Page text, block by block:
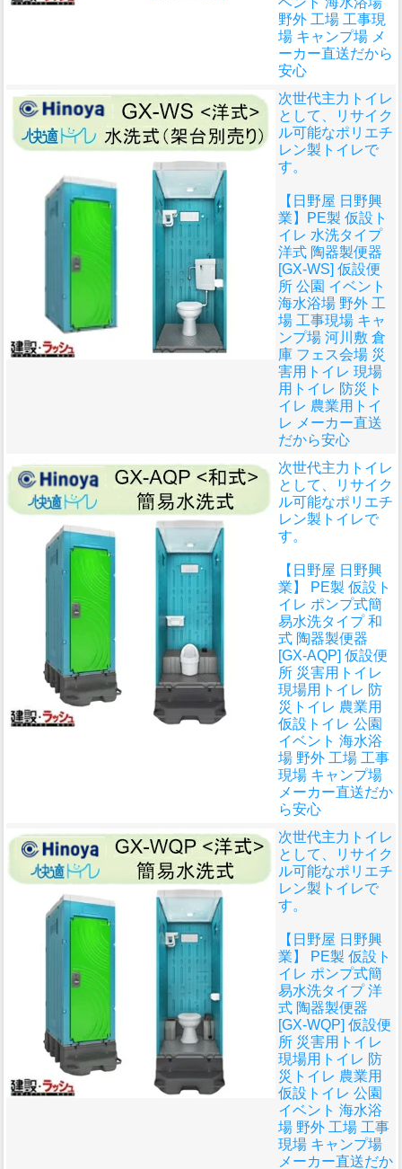
野外 工場 工事現
場 キャンプ場 メ
ーカー直送だから
安心
次世代主力トイレ
として、リサイク
ル可能なポリエチ
レン製トイレで
す。
【日野屋 日野興
業】PE製 仮設ト
イレ 水洗タイプ
洋式 陶器製便器
[GX-WS] 仮設便
所 公園 イベント
海水浴場 野外 工
場 工事現場 キャ
ンプ場 河川敷 倉
庫 フェス会場 災
害用トイレ 現場
用トイレ 防災ト
イレ 農業用トイ
レ メーカー直送
だから安心
次世代主力トイレ
として、リサイク
ル可能なポリエチ
レン製トイレで
す。
【日野屋 日野興
業】 PE製 仮設ト
イレ ポンプ式簡
易水洗タイプ 和
式 陶器製便器
[GX-AQP] 仮設便
所 災害用トイレ
現場用トイレ 防
災トイレ 農業用
仮設トイレ 公園
イベント 海水浴
場 野外 工場 工事
現場 キャンプ場
メーカー直送だか
ら安心
次世代主力トイレ
として、リサイク
ル可能なポリエチ
レン製トイレで
す。
【日野屋 日野興
業】 PE製 仮設ト
イレ ポンプ式簡
易水洗タイプ 洋
式 陶器製便器
[GX-WQP] 仮設便
所 災害用トイレ
現場用トイレ 防
災トイレ 農業用
仮設トイレ 公園
イベント 海水浴
場 野外 工場 工事
現場 キャンプ場
メーカー直送だか